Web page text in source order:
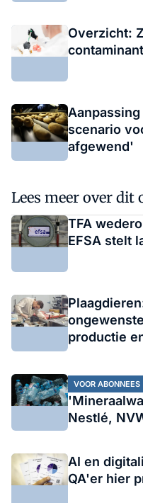
Overzicht:
scenario
afgewend'
Lees meer over dit
TFA
EFSA stelt
productie
VOOR ABONNEES
Nestlé,
AI en
QA'er hier